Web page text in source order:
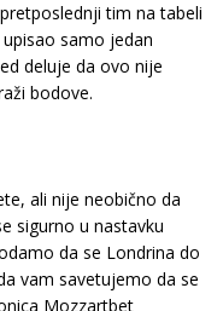
tim na tabeli
samo jedan
deluje da ovo nije
bodove.
ali nije neobično da
sigurno u nastavku
da se Londrina do
vam savetujemo da se
Mozzartbet